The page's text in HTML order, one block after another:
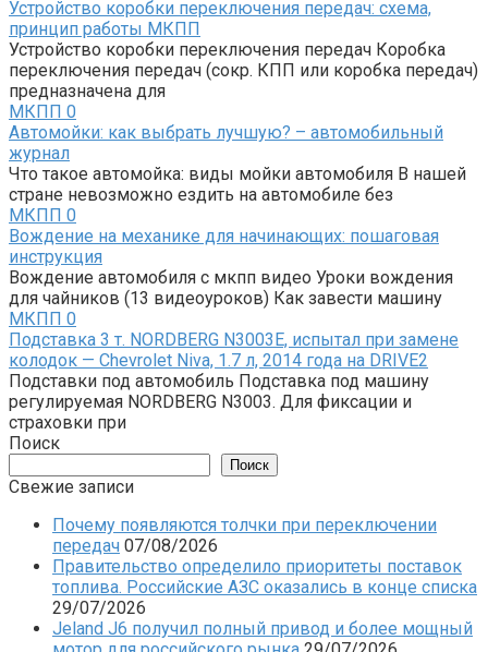
Устройство коробки переключения передач: схема,
принцип работы МКПП
Устройство коробки переключения передач Коробка
переключения передач (сокр. КПП или коробка передач)
предназначена для
МКПП 0
Автомойки: как выбрать лучшую? – автомобильный
журнал
Что такое автомойка: виды мойки автомобиля В нашей
стране невозможно ездить на автомобиле без
МКПП 0
Вождение на механике для начинающих: пошаговая
инструкция
Вождение автомобиля с мкпп видео Уроки вождения
для чайников (13 видеоуроков) Как завести машину
МКПП 0
Подставка 3 т. NORDBERG N3003E, испытал при замене
колодок — Chevrolet Niva, 1.7 л, 2014 года на DRIVE2
Подставки под автомобиль Подставка под машину
регулируемая NORDBERG N3003. Для фиксации и
страховки при
Поиск
Поиск
Свежие записи
Почему появляются толчки при переключении
передач 07/08/2026
Правительство определило приоритеты поставок
топлива. Российские АЗС оказались в конце списка
29/07/2026
Jeland J6 получил полный привод и более мощный